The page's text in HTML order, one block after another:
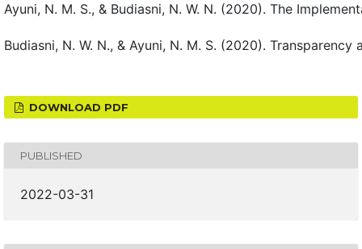
Ayuni, N. M. S., & Budiasni, N. W. N. (2020). The
Budiasni, N. W. N., & Ayuni, N. M. S. (2020).
DOWNLOAD PDF
PUBLISHED
2022-03-31